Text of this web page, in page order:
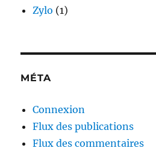
Zylo (1)
MÉTA
Connexion
Flux des publications
Flux des commentaires